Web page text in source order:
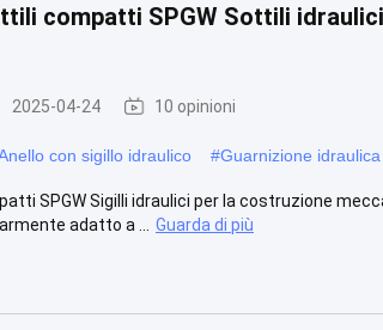
compatti SPGW Sottili
2025-04-24 10 opinioni
con sigillo idraulico #Guarnizione
SPGW Sigilli idraulici per la costruzione
adatto a ...
Guarda di più